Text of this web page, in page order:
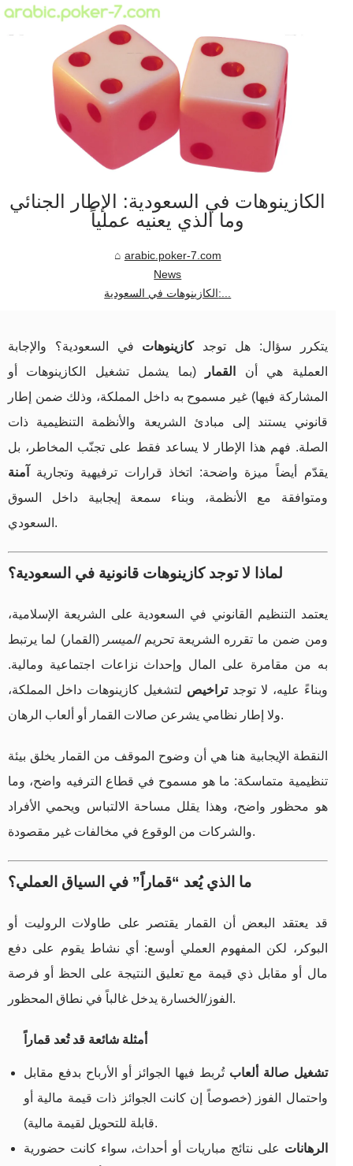
الكازينوهات في السعودية: الإطار الجنائي
وما الذي يعنيه عملياً
arabic.poker-7.com
News
الكازينوهات في السعودية:...
يتكرر سؤال: هل توجدكازينوهات في السعودية؟ والإجابة
العملية هي أن
القمار
(بما يشمل تشغيل الكازينوهات أو
المشاركة فيها) غير مسموح به داخل المملكة، وذلك ضمن إطار
قانوني يستند إلى مبادئ الشريعة والأنظمة التنظيمية ذات
الصلة. فهم هذا الإطار لا يساعد فقط على تجنّب المخاطر، بل
يقدّم أيضاً ميزة واضحة: اتخاذ قرارات ترفيهية وتجارية
آمنة
ومتوافقة مع الأنظمة، وبناء سمعة إيجابية داخل السوق
السعودي.
لماذا لا توجد كازينوهات قانونية في السعودية؟
يعتمد التنظيم القانوني في السعودية على الشريعة الإسلامية،
ومن ضمن ما تقرره الشريعة تحريمالميسر (القمار) لما يرتبط
به من مقامرة على المال وإحداث نزاعات اجتماعية ومالية.
وبناءً عليه، لا توجدتراخيص لتشغيل كازينوهات داخل المملكة،
ولا إطار نظامي يشرعن صالات القمار أو ألعاب الرهان.
النقطة الإيجابية هنا هي أن وضوح الموقف من القمار يخلق بيئة
تنظيمية متماسكة: ما هو مسموح في قطاع الترفيه واضح، وما
هو محظور واضح، وهذا يقلل مساحة الالتباس ويحمي الأفراد
والشركات من الوقوع في مخالفات غير مقصودة.
ما الذي يُعد “قماراً” في السياق العملي؟
قد يعتقد البعض أن القمار يقتصر على طاولات الروليت أو
البوكر، لكن المفهوم العملي أوسع: أي نشاط يقوم على دفع
مال أو مقابل ذي قيمة مع تعليق النتيجة على الحظ أو فرصة
الفوز/الخسارة يدخل غالباً في نطاق المحظور.
أمثلة شائعة قد تُعد قماراً
تشغيل صالة ألعاب تُربط فيها الجوائز أو الأرباح بدفع مقابل
واحتمال الفوز (خصوصاً إن كانت الجوائز ذات قيمة مالية أو
قابلة للتحويل لقيمة مالية).
الرهانات على نتائج مباريات أو أحداث، سواء كانت حضورية